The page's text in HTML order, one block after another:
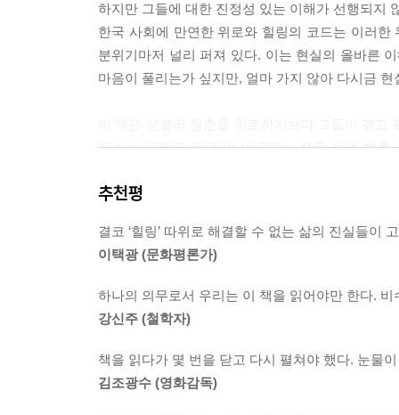
김 씨가 사망한 작업 현장을 둘러본 뒤 회사 쪽 사
하는 본사 건물은 서울에 있는 어떤 건물보다도
화하지 않았다. 김 씨의 장례식 내내 차가운 가을
물에 녹아내린 청춘」
그날부터 투사가 됐다.
황상기 씨의 예상대로 유미 혼자만 죽은 게 아니
가에서 소주 한잔 하자고 해서 함께 횟집에 갔다.
“왜 산업재해가 아니냐”며 욕까지 퍼붓고 일어나
백혈병으로 죽어간 삼성의 어린 노동자들은 대부
하지만 그들에 대한 진정성 있는 이해가 선행되지
한국 사회에 만연한 위로와 힐링의 코드는 이러
분위기마저 널리 퍼져 있다. 이는 현실의 올바른
마음이 풀리는가 싶지만, 얼마 가지 않아 다시금
‘당신의 고통은 무엇입니까?’라는 질문 아래 청
꿈을 어떻게 꾸는 건지조차 모르는 고등학생 소
살해당한 여성….
노동, 돈, 경쟁, 여성을 키워드로 묶은 모두 24
힘으로는 목소리를 낼 수 없는 사람들의 목소리
나쁜 사회에서 살지 않을 권리
추천평
결코 ‘힐링’ 따위로 해결할 수 없는 삶의 진실들이
이택광 (문화평론가)
하나의 의무로서 우리는 이 책을 읽어야만 한다.
강신주 (철학자)
책을 읽다가 몇 번을 닫고 다시 펼쳐야 했다. 눈물
김조광수 (영화감독)